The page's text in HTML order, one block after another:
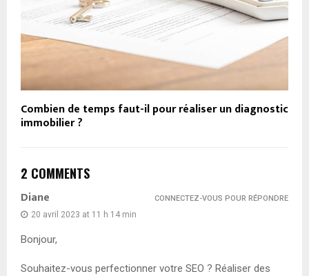
Combien de temps faut-il pour réaliser un diagnostic
immobilier ?
2 COMMENTS
Diane
20 avril 2023 at 11 h 14 min
Bonjour,
Souhaitez-vous perfectionner votre SEO ? Réaliser des
CONNECTEZ-VOUS POUR RÉPONDRE